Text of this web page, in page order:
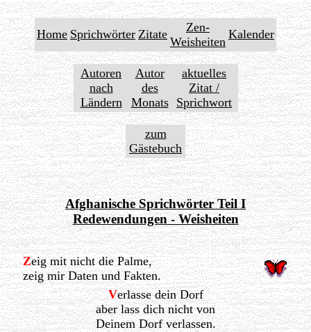
Home Sprichwörter Zitate
Zen-
Weisheiten
Kalender
Autoren
nach
Ländern
Autor
des
Monats
aktuelles
Zitat /
Sprichwort
zum
Gästebuch
Afghanische Sprichwörter Teil I
Redewendungen - Weisheiten
Zeig mit nicht die Palme,
zeig mir Daten und Fakten.
Verlasse dein Dorf
aber lass dich nicht von
Deinem Dorf verlassen.